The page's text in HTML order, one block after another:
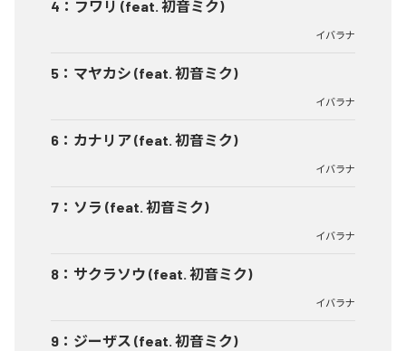
4 ： フワリ (feat. 初音ミク)
イバラナ
5 ： マヤカシ (feat. 初音ミク)
イバラナ
6 ： カナリア (feat. 初音ミク)
イバラナ
7 ： ソラ (feat. 初音ミク)
イバラナ
8 ： サクラソウ (feat. 初音ミク)
イバラナ
9 ： ジーザス (feat. 初音ミク)